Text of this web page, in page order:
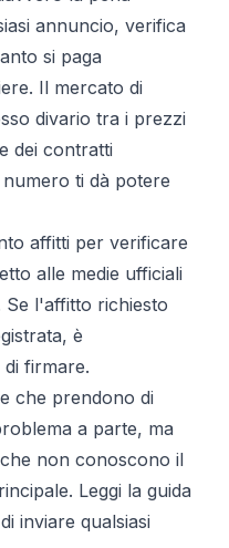
annuncio, verifica
si paga
Il mercato di
divario tra i prezzi
dei contratti
ti dà potere
affitti per verificare
alle medie ufficiali
Se l'affitto richiesto
è
firmare.
che prendono di
a parte, ma
non conoscono il
Leggi la guida
inviare qualsiasi